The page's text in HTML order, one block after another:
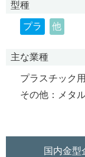
型種
プラ 他
主な業種
プラスチック
その他：メタ